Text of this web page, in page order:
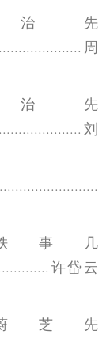
先
周
先
刘
事几
许岱云
芝先